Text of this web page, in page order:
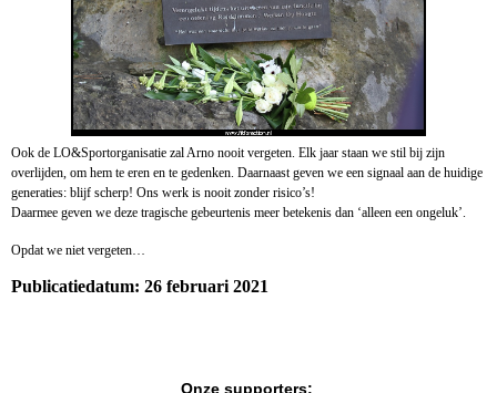
Ook de LO&Sportorganisatie zal Arno nooit vergeten. Elk jaar staan we stil bij zijn
overlijden, om hem te eren en te gedenken. Daarnaast geven we een signaal aan de huidige
generaties: blijf scherp! Ons werk is nooit zonder risico’s!
Daarmee geven we deze tragische gebeurtenis meer betekenis dan ‘alleen een ongeluk’.
Opdat we niet vergeten…
Publicatiedatum: 26 februari 2021
Onze supporters: